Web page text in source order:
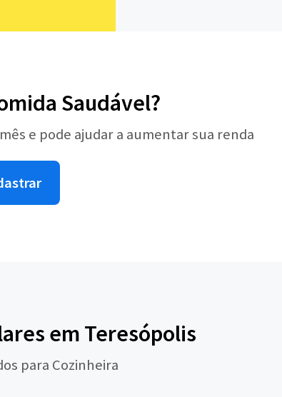
Saudável?
e pode ajudar a aumentar sua renda
em Teresópolis
para Cozinheira